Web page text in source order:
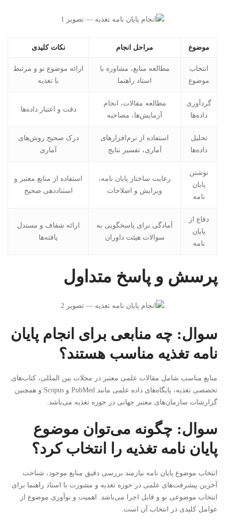
موضوع مراحل انجام نکات کلیدی
انتخاب
موضوع
مطالعه منابع، مشاوره با
استاد راهنما
ارائه موضوع نو و مرتبط
با تغذیه
گردآوری
داده‌ها
مطالعه مقالات، انجام
آزمایش‌ها، مصاحبه
دقت و اعتبار داده‌ها
تحلیل
داده‌ها
استفاده از نرم‌افزارهای
آماری، تفسیر نتایج
درک صحیح روش‌های
آماری
نوشتن
پایان
نامه
رعایت ساختار پایان نامه،
ویرایش و اصلاحات
استفاده از منابع معتبر و
استناددهی صحیح
دفاع از
پایان
نامه
آمادگی برای پاسخگویی به
سوالات هیئت داوران
ارائه شفاف و مستدل
یافته‌ها
پرسش و پاسخ متداول
سوال: چه منابعی برای انجام پایان
نامه تغذیه مناسب هستند؟
منابع مناسب شامل مقالات علمی معتبر در مجلات بین المللی، کتاب‌های
تخصصی تغذیه، پایگاه‌های داده علمی مانند PubMed و Scopus و همچنین
گزارشات سازمان‌های معتبر جهانی در حوزه تغذیه می‌باشد.
سوال: چگونه می‌توان موضوع
پایان نامه تغذیه را انتخاب کرد؟
انتخاب موضوع پایان نامه نیازمند بررسی دقیق منابع موجود، شناخت
آخرین پیشرفت‌های علمی در حوزه تغذیه و مشورت با استاد راهنما برای
انتخاب موضوعی نو و قابل اجرا می‌باشد. اهمیت و نوآوری موضوع از
عوامل کلیدی در انتخاب آن است.